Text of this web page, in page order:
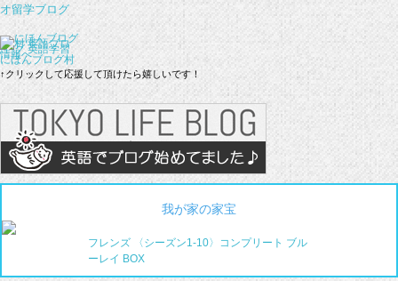
オ留学ブログ
にほんブログ村
↑クリックして応援して頂けたら嬉しいです！
我が家の家宝
フレンズ 〈シーズン1-10〉コンプリート ブル
ーレイ BOX